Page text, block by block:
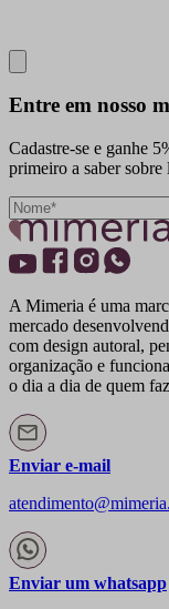
Entre em nosso
Cadastre-se e ganhe
primeiro a saber
A Mimeria é uma
mercado
com design autoral,
organização e
o dia a dia de quem
Enviar e-mail
Enviar um whatsapp